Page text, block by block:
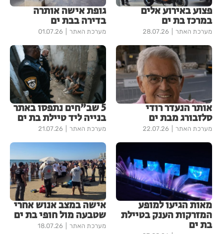
פצוע באירוע אלים
במרכז בת ים
מערכת האתר 28.07.26
גופת אישה אותרה
בדירה בבת ים
מערכת האתר 01.07.26
אותר הנעדר רודי
סלזבורג מבת ים
מערכת האתר 22.07.26
5 שב"חים נתפסו באתר
בנייה ליד טיילת בת ים
מערכת האתר 21.07.26
מאות הגיעו למופע
המזרקות הענק בטיילת
בת ים
אישה במצב אנוש אחרי
שטבעה מול חופי בת ים
מערכת האתר 18.07.26